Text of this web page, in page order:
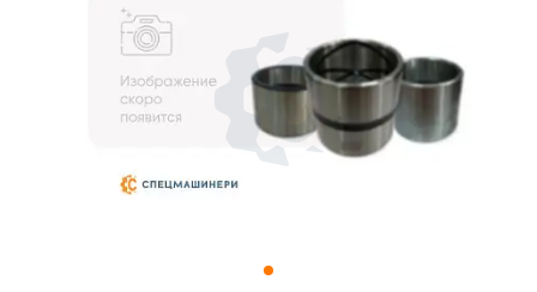
sksale@skdst.ru
+7 (499) 394-50-93